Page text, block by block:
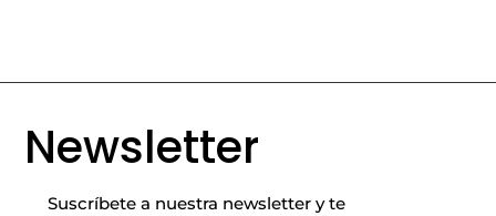
Newsletter
Suscríbete a nuestra newsletter y te